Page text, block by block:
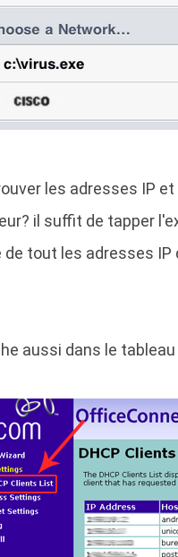
les adresses IP
il suffit de tapper
de tout les adresses
aussi dans le